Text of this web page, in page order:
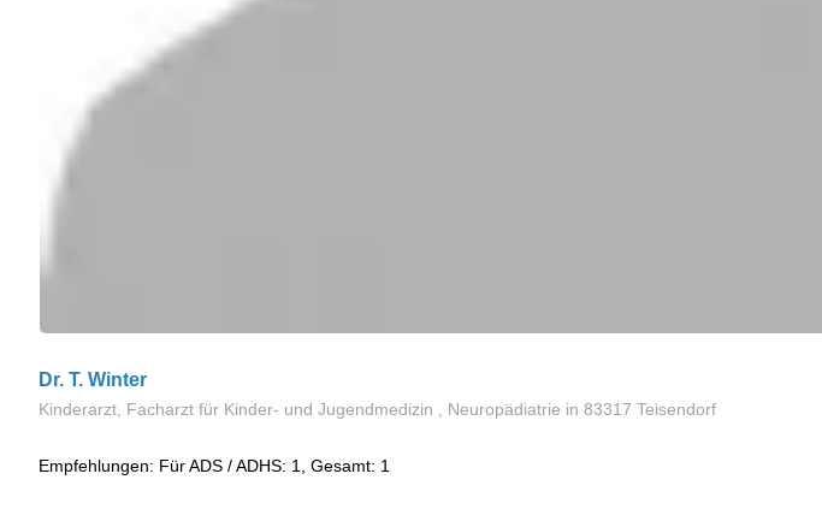
Dr. T. Winter
Kinderarzt, Facharzt für Kinder- und Jugendmedizin , Neuropädiatrie in 83317 Teisendorf
Empfehlungen: Für ADS / ADHS: 1, Gesamt: 1